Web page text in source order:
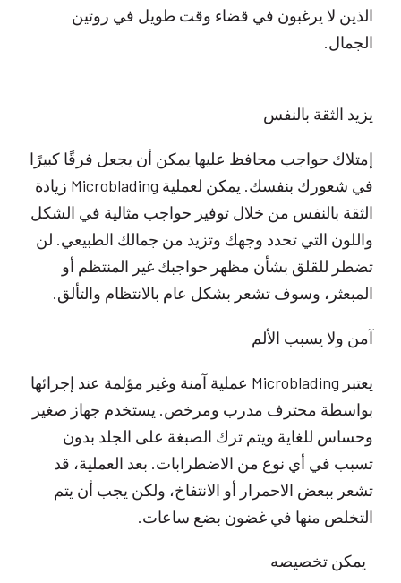
الذين لا يرغبون في قضاء وقت طويل في روتين
الجمال.
يزيد الثقة بالنفس
إمتلاك حواجب محافظ عليها يمكن أن يجعل فرقًا كبيرًا
في شعورك بنفسك. يمكن لعملية Microblading زيادة
الثقة بالنفس من خلال توفير حواجب مثالية في الشكل
واللون التي تحدد وجهك وتزيد من جمالك الطبيعي. لن
تضطر للقلق بشأن مظهر حواجبك غير المنتظم أو
المبعثر، وسوف تشعر بشكل عام بالانتظام والتألق.
آمن ولا يسبب الألم
يعتبر Microblading عملية آمنة وغير مؤلمة عند إجرائها
بواسطة محترف مدرب ومرخص. يستخدم جهاز صغير
وحساس للغاية ويتم ترك الصبغة على الجلد بدون
تسبب في أي نوع من الاضطرابات. بعد العملية، قد
تشعر ببعض الاحمرار أو الانتفاخ، ولكن يجب أن يتم
التخلص منها في غضون بضع ساعات.
يمكن تخصيصه